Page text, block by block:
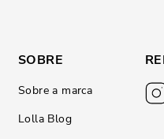
SOBRE
Sobre a marca
Lolla Blog